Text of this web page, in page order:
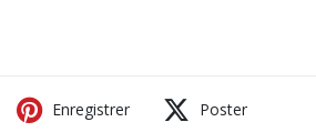
Enregistrer Poster